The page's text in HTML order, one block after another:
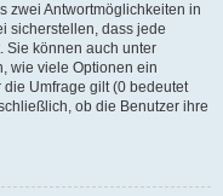
zwei Antwortmöglichkeiten in
sicherstellen, dass jede
Sie können auch unter
wie viele Optionen ein
Umfrage gilt (0 bedeutet
ob die Benutzer ihre